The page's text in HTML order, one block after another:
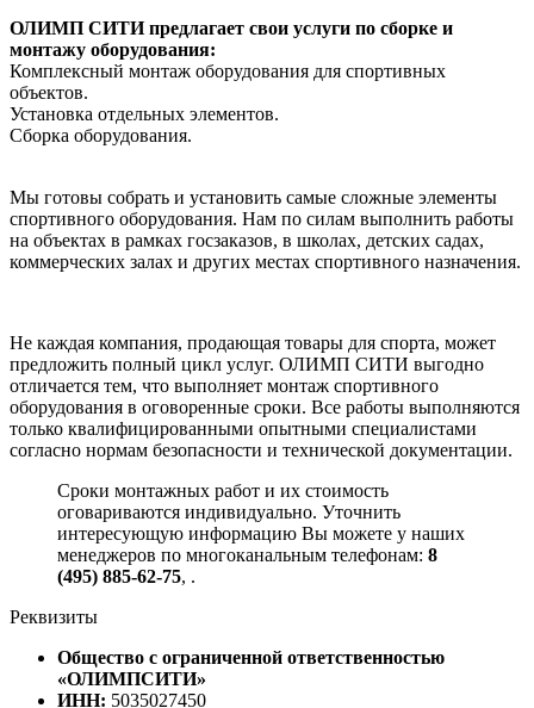
ОЛИМП СИТИ предлагает свои услуги по сборке и
монтажу оборудования:
Комплексный монтаж оборудования для спортивных
объектов.
Установка отдельных элементов.
Сборка оборудования.
Мы готовы собрать и установить самые сложные элементы
спортивного оборудования. Нам по силам выполнить работы
на объектах в рамках госзаказов, в школах, детских садах,
коммерческих залах и других местах спортивного назначения.
Не каждая компания, продающая товары для спорта, может
предложить полный цикл услуг. ОЛИМП СИТИ выгодно
отличается тем, что выполняет монтаж спортивного
оборудования в оговоренные сроки. Все работы выполняются
только квалифицированными опытными специалистами
согласно нормам безопасности и технической документации.
Сроки монтажных работ и их стоимость
оговариваются индивидуально. Уточнить
интересующую информацию Вы можете у наших
менеджеров по многоканальным телефонам: 8
(495) 885-62-75, .
Реквизиты
Общество с ограниченной ответственностью
«ОЛИМПСИТИ»
ИНН: 5035027450